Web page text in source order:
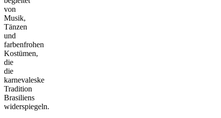
von
Musik,
Tänzen
und
farbenfrohen
Kostümen,
die
die
karnevaleske
Tradition
Brasiliens
widerspiegeln.